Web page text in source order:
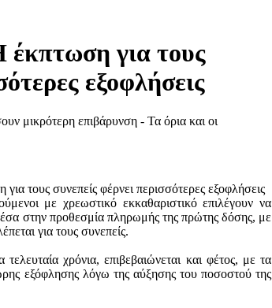
για τους
εξοφλήσεις
μικρότερη επιβάρυνση - Τα όρια και οι
με χρεωστικό εκκαθαριστικό επιλέγουν να
στην προθεσμία πληρωμής της πρώτης δόσης, με
για τους συνεπείς.
χρόνια, επιβεβαιώνεται και φέτος, με τα
εξόφλησης λόγω της αύξησης του ποσοστού της